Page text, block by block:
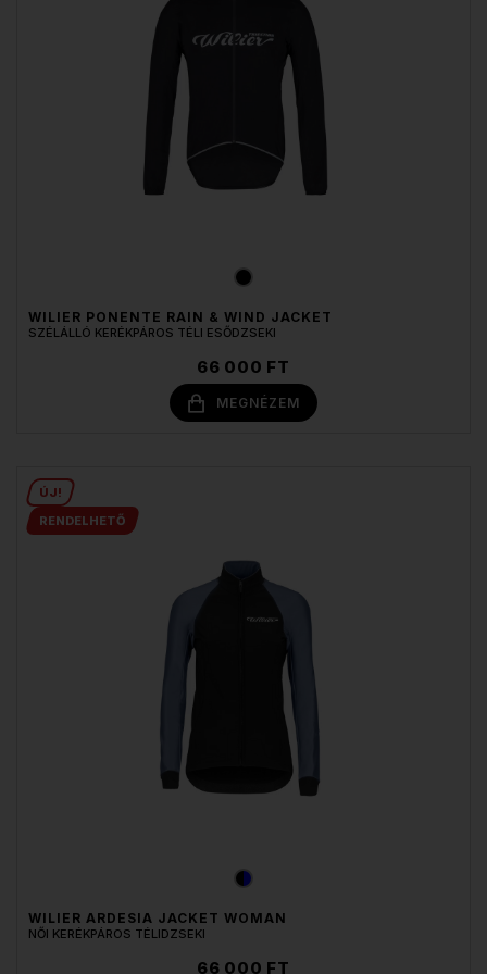
WILIER PONENTE RAIN & WIND JACKET
SZÉLÁLLÓ KERÉKPÁROS TÉLI ESŐDZSEKI
66 000 FT
MEGNÉZEM
ÚJ!
RENDELHETŐ
WILIER ARDESIA JACKET WOMAN
NŐI KERÉKPÁROS TÉLIDZSEKI
66 000 FT